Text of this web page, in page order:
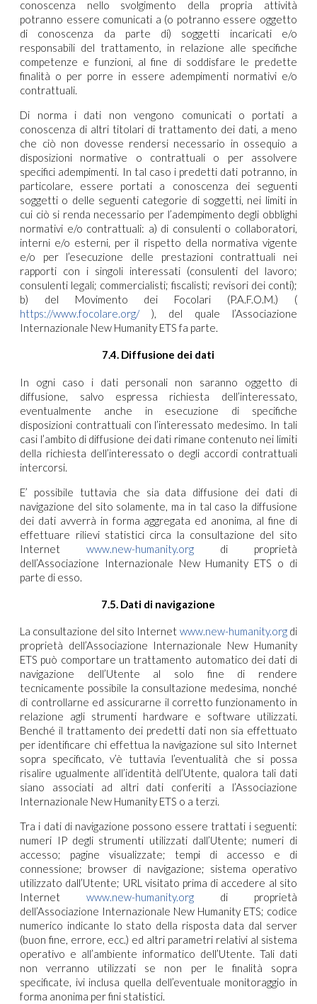
conoscenza nello svolgimento della propria attività
potranno essere comunicati a (o potranno essere oggetto
di conoscenza da parte di) soggetti incaricati e/o
responsabili del trattamento, in relazione alle specifiche
competenze e funzioni, al fine di soddisfare le predette
finalità o per porre in essere adempimenti normativi e/o
contrattuali.
Di norma i dati non vengono comunicati o portati a
conoscenza di altri titolari di trattamento dei dati, a meno
che ciò non dovesse rendersi necessario in ossequio a
disposizioni normative o contrattuali o per assolvere
specifici adempimenti. In tal caso i predetti dati potranno, in
particolare, essere portati a conoscenza dei seguenti
soggetti o delle seguenti categorie di soggetti, nei limiti in
cui ciò si renda necessario per l’adempimento degli obblighi
normativi e/o contrattuali: a) di consulenti o collaboratori,
interni e/o esterni, per il rispetto della normativa vigente
e/o per l’esecuzione delle prestazioni contrattuali nei
rapporti con i singoli interessati (consulenti del lavoro;
consulenti legali; commercialisti; fiscalisti; revisori dei conti);
b) del Movimento dei Focolari (P.A.F.O.M.) (
https://www.focolare.org/), del quale l’Associazione
Internazionale New Humanity ETS fa parte.
7.4. Diffusione dei dati
In ogni caso i dati personali non saranno oggetto di
diffusione, salvo espressa richiesta dell’interessato,
eventualmente anche in esecuzione di specifiche
disposizioni contrattuali con l’interessato medesimo. In tali
casi l’ambito di diffusione dei dati rimane contenuto nei limiti
della richiesta dell’interessato o degli accordi contrattuali
intercorsi.
E’ possibile tuttavia che sia data diffusione dei dati di
navigazione del sito solamente, ma in tal caso la diffusione
dei dati avverrà in forma aggregata ed anonima, al fine di
effettuare rilievi statistici circa la consultazione del sito
Internetwww.new-humanity.org di proprietà
dell’Associazione Internazionale New Humanity ETS o di
parte di esso.
7.5. Dati di navigazione
La consultazione del sito Internet www.new-humanity.orgdi
proprietà dell’Associazione Internazionale New Humanity
ETS può comportare un trattamento automatico dei dati di
navigazione dell’Utente al solo fine di rendere
tecnicamente possibile la consultazione medesima, nonché
di controllarne ed assicurarne il corretto funzionamento in
relazione agli strumenti hardware e software utilizzati.
Benché il trattamento dei predetti dati non sia effettuato
per identificare chi effettua la navigazione sul sito Internet
sopra specificato, v’è tuttavia l’eventualità che si possa
risalire ugualmente all’identità dell’Utente, qualora tali dati
siano associati ad altri dati conferiti a l’Associazione
Internazionale New Humanity ETS o a terzi.
Tra i dati di navigazione possono essere trattati i seguenti:
numeri IP degli strumenti utilizzati dall’Utente; numeri di
accesso; pagine visualizzate; tempi di accesso e di
connessione; browser di navigazione; sistema operativo
utilizzato dall’Utente; URL visitato prima di accedere al sito
Internetwww.new-humanity.org di proprietà
dell’Associazione Internazionale New Humanity ETS; codice
numerico indicante lo stato della risposta data dal server
(buon fine, errore, ecc.) ed altri parametri relativi al sistema
operativo e all’ambiente informatico dell’Utente. Tali dati
non verranno utilizzati se non per le finalità sopra
specificate, ivi inclusa quella dell’eventuale monitoraggio in
forma anonima per fini statistici.